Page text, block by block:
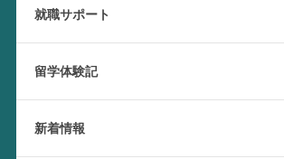
就職サポート
留学体験記
新着情報